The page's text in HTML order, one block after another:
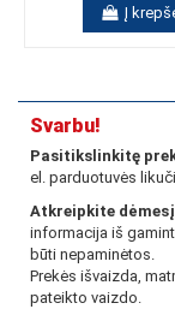
Į
Svarbu!
Pasitikslinkitę
el. parduotuvės
Atkreipkite
informacija iš
būti nepaminėtos.
Prekės išvaizda,
pateikto vaizdo.